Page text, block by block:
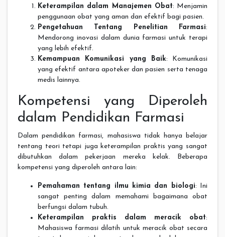
Keterampilan dalam Manajemen Obat: Menjamin
penggunaan obat yang aman dan efektif bagi pasien.
Pengetahuan Tentang Penelitian Farmasi:
Mendorong inovasi dalam dunia farmasi untuk terapi
yang lebih efektif.
Kemampuan Komunikasi yang Baik: Komunikasi
yang efektif antara apoteker dan pasien serta tenaga
medis lainnya.
Kompetensi yang Diperoleh
dalam Pendidikan Farmasi
Dalam pendidikan farmasi, mahasiswa tidak hanya belajar
tentang teori tetapi juga keterampilan praktis yang sangat
dibutuhkan dalam pekerjaan mereka kelak. Beberapa
kompetensi yang diperoleh antara lain:
Pemahaman tentang ilmu kimia dan biologi: Ini
sangat penting dalam memahami bagaimana obat
berfungsi dalam tubuh.
Keterampilan praktis dalam meracik obat:
Mahasiswa farmasi dilatih untuk meracik obat secara